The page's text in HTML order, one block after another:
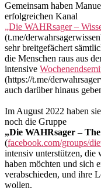
Gemeinsam haben
erfolgreichen Kanal
„Die WAHRsager –
(t.me/
sehr breitgefächert
die Menschen raus aus
intensive
(https://t.me/
auch darüber hinaus
Im August 2022 haben
noch die Gruppe
„Die WAHRsager –
(facebook.com/groups/
intensiv unterstützen,
haben möchten und sich
verabschieden, und ihre
wollen.